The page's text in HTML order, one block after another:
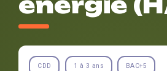
CDD 1 à 3 ans BAC+5